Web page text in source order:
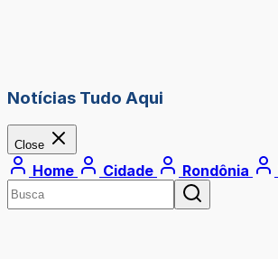
Notícias Tudo Aqui
Close
Home Cidade Rondônia